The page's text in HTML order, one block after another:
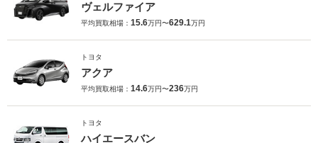
ヴェルファイア
平均買取相場： 15.6万円〜629.1万円
トヨタ
アクア
平均買取相場： 14.6万円〜236万円
トヨタ
ハイエースバン